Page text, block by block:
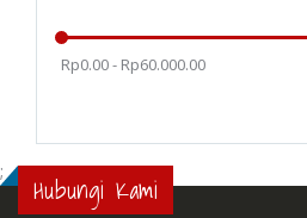
Rp0.00 - Rp60.000.00
; Hubungi Kami